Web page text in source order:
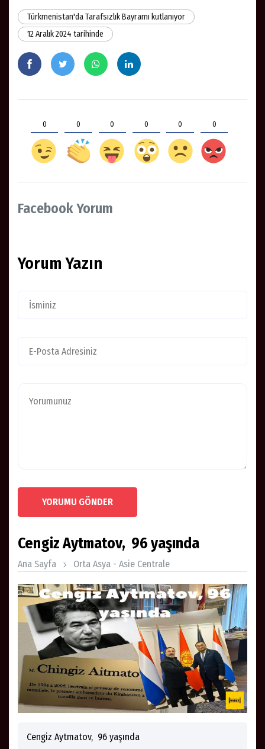
Türkmenistan'da Tarafsızlık Bayramı kutlanıyor
12 Aralık 2024 tarihinde
0 0 0 0 0 0
Facebook Yorum
Yorum Yazın
YORUMU GÖNDER
Cengiz Aytmatov, 96 yaşında
Ana Sayfa Orta Asya - Asie Centrale
Cengiz Aytmatov, 96 yaşında